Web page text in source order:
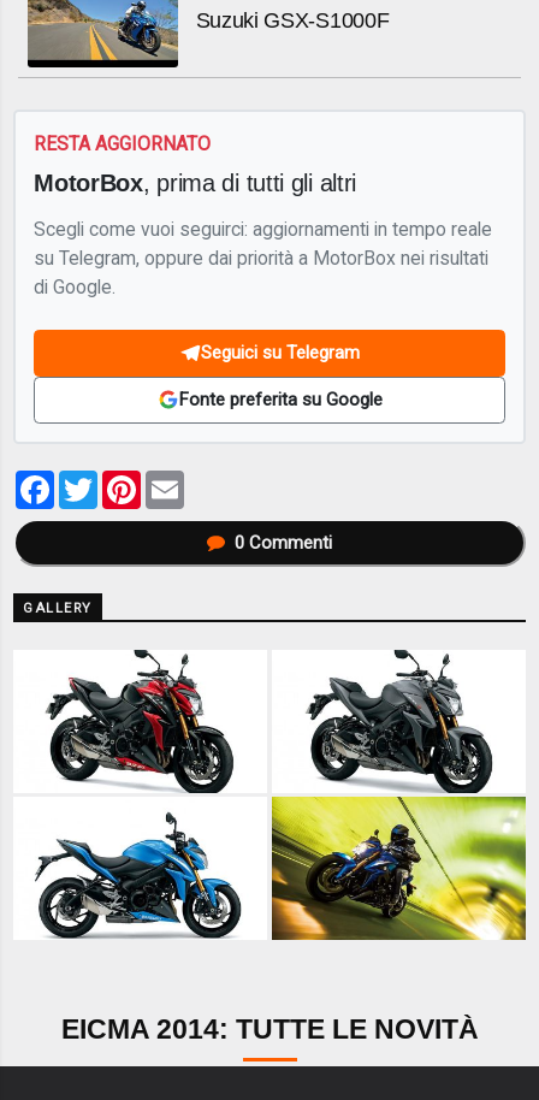
Suzuki GSX-S1000F
RESTA AGGIORNATO
MotorBox, prima di tutti gli altri
Scegli come vuoi seguirci: aggiornamenti in tempo reale
su Telegram, oppure dai priorità a MotorBox nei risultati
di Google.
Seguici su Telegram
Fonte preferita su Google
Facebook
TwitterPinterest
0Commenti
GALLERY
EICMA 2014: TUTTE LE NOVITÀ